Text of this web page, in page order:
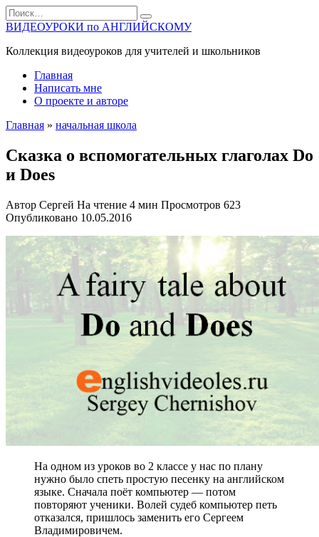
Перейти
к
содержанию
Search
for:
ВИДЕОУРОКИ по АНГЛИЙСКОМУ
Коллекция видеоуроков для учителей и школьников
Главная
Написать мне
О проекте и авторе
Главная » начальная школа
Сказка о вспомогательных глаголах Do
и Does
Автор Сергей На чтение 4 мин Просмотров 623
Опубликовано 10.05.2016
На одном из уроков во 2 классе у нас по плану
нужно было спеть простую песенку на английском
языке. Сначала поёт компьютер — потом
повторяют ученики. Волей судеб компьютер петь
отказался, пришлось заменить его Сергеем
Владимировичем.